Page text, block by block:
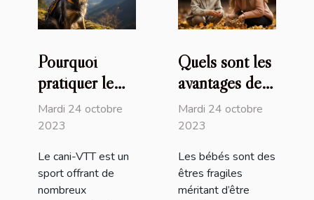
Pourquoi
pratiquer le
cani-VTT
avec son
Mardi 24 octobre
2023
Le cani-VTT est un
sport offrant de
nombreux
Quels sont les
avantages de
recourir au
service de
baby-sitting
en ligne de
Nounou Top ?
Mardi 24 octobre
2023
Les bébés sont des
êtres fragiles
méritant d’être